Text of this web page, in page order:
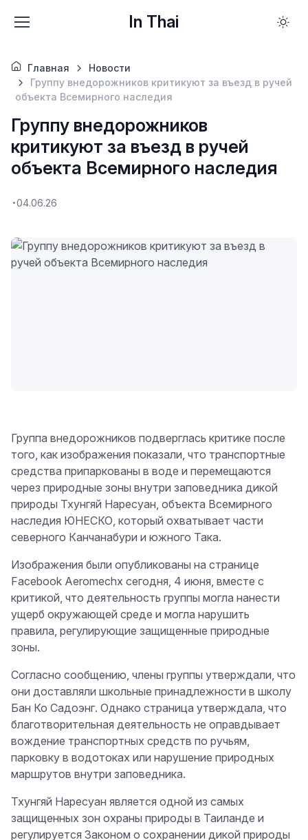
In Thai
Главная
Новости
Группу внедорожников критикуют за въезд в ручей
объекта Всемирного наследия
Группу внедорожников
критикуют за въезд в ручей
объекта Всемирного наследия
04.06.26
Группа внедорожников подверглась критике после
того, как изображения показали, что транспортные
средства припаркованы в воде и перемещаются
через природные зоны внутри заповедника дикой
природы Тхунгяй Наресуан, объекта Всемирного
наследия ЮНЕСКО, который охватывает части
северного Канчанабури и южного Така.
Изображения были опубликованы на странице
Facebook Aeromechx сегодня, 4 июня, вместе с
критикой, что деятельность группы могла нанести
ущерб окружающей среде и могла нарушить
правила, регулирующие защищенные природные
зоны.
Согласно сообщению, члены группы утверждали, что
они доставляли школьные принадлежности в школу
Бан Ко Садоэнг. Однако страница утверждала, что
благотворительная деятельность не оправдывает
вождение транспортных средств по ручьям,
парковку в водотоках или нарушение природных
маршрутов внутри заповедника.
Тхунгяй Наресуан является одной из самых
защищенных зон охраны природы в Таиланде и
регулируется Законом о сохранении дикой природы